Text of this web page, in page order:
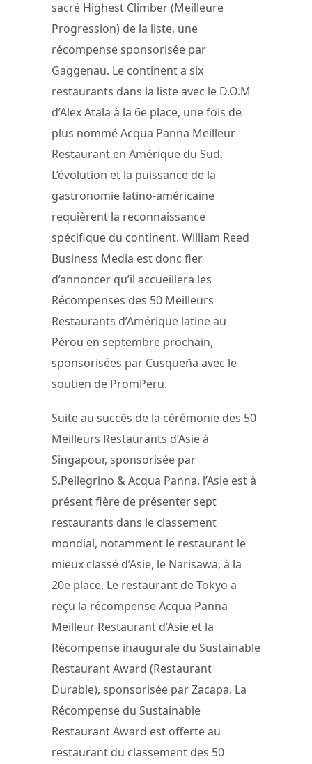
sacré Highest Climber (Meilleure
Progression) de la liste, une
récompense sponsorisée par
Gaggenau. Le continent a six
restaurants dans la liste avec le D.O.M
d’Alex Atala à la 6e place, une fois de
plus nommé Acqua Panna Meilleur
Restaurant en Amérique du Sud.
L’évolution et la puissance de la
gastronomie latino-américaine
requièrent la reconnaissance
spécifique du continent. William Reed
Business Media est donc fier
d’annoncer qu’il accueillera les
Récompenses des 50 Meilleurs
Restaurants d’Amérique latine au
Pérou en septembre prochain,
sponsorisées par Cusqueña avec le
soutien de PromPeru.
Suite au succès de la cérémonie des 50
Meilleurs Restaurants d’Asie à
Singapour, sponsorisée par
S.Pellegrino & Acqua Panna, l’Asie est à
présent fière de présenter sept
restaurants dans le classement
mondial, notamment le restaurant le
mieux classé d’Asie, le Narisawa, à la
20e place. Le restaurant de Tokyo a
reçu la récompense Acqua Panna
Meilleur Restaurant d’Asie et la
Récompense inaugurale du Sustainable
Restaurant Award (Restaurant
Durable), sponsorisée par Zacapa. La
Récompense du Sustainable
Restaurant Award est offerte au
restaurant du classement des 50